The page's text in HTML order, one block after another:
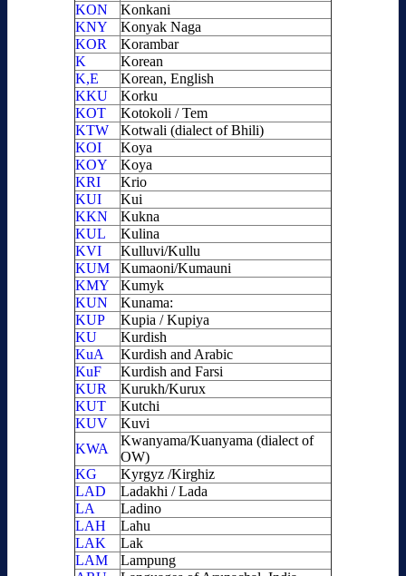
KON
Konkani
KNY
Konyak Naga
KOR
Korambar
K
Korean
K,E
Korean, English
KKU
Korku
KOT
Kotokoli / Tem
KTW
Kotwali (dialect of Bhili)
KOI
Koya
KOY
Koya
KRI
Krio
KUI
Kui
KKN
Kukna
KUL
Kulina
KVI
Kulluvi/Kullu
KUM
Kumaoni/Kumauni
KMY
Kumyk
KUN
Kunama:
KUP
Kupia / Kupiya
KU
Kurdish
KuA
Kurdish and Arabic
KuF
Kurdish and Farsi
KUR
Kurukh/Kurux
KUT
Kutchi
KUV
Kuvi
KWA
Kwanyama/Kuanyama (dialect of
OW)
KG
Kyrgyz /Kirghiz
LAD
Ladakhi / Lada
LA
Ladino
LAH
Lahu
LAK
Lak
LAM
Lampung